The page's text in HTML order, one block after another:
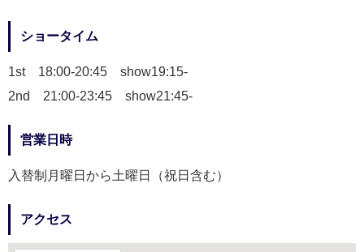
ショータイム
1st 18:00-20:45 show19:15-
2nd 21:00-23:45 show21:45-
営業日時
入替制月曜日から土曜日（祝日含む）
アクセス